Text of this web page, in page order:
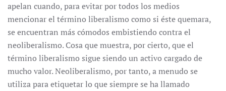
apelan cuando, para evitar por todos los medios
mencionar el término liberalismo como si éste quemara,
se encuentran más cómodos embistiendo contra el
neoliberalismo. Cosa que muestra, por cierto, que el
término liberalismo sigue siendo un activo cargado de
mucho valor. Neoliberalismo, por tanto, a menudo se
utiliza para etiquetar lo que siempre se ha llamado